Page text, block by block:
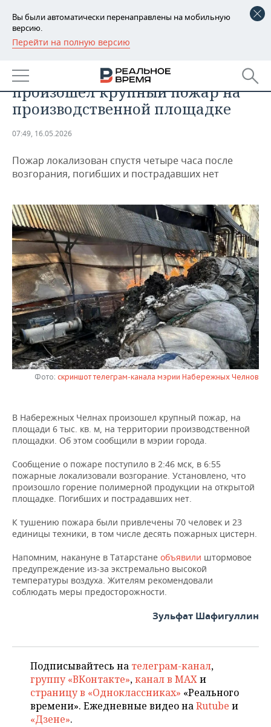
Вы были автоматически перенаправлены на мобильную
версию.
Перейти на полную версию
РЕГИОНЫ
БАШКОРТОСТАН
ТАТАРСТАН
НОВОСТИ
АНАЛИТИКА
ДЕКЛАРАЦИИ О ДОХОДАХ
КОРОЛИ ГОСЗАКАЗА ПФО
ВУЗЫ ТАТАРСТАНА
КОМУ ПРИНАДЛЕЖАТ
ТОРГОВЫЕ ЦЕНТРЫ
ТАТАРСТАНА
НОВОСТИ ЭКОНОМИКИ
ФИНАНСЫ
БАНКИ
БЮДЖЕТ
ИНВЕСТИЦИИ
ПРОМЫШЛЕННОСТЬ
НОВОСТИ
АГРОПРОМ
МАШИНОСТРОЕНИЕ
НЕФТЕХИМИЯ
НЕФТЬ
ОПК
ЭНЕРГЕТИКА
НЕДВИЖИМОСТЬ
НОВОСТИ НЕДВИЖИМОСТИ
АВТО
НОВОСТИ АВТО
БИЗНЕС
НОВОСТИ БИЗНЕСА
РОЗНИЧНАЯ ТОРГОВЛЯ
ТРАНСПОРТ
УСЛУГИ
ТЕХНОЛОГИИ
НОВОСТИ ТЕХНОЛОГИЙ
IT
МЕДИА
ТЕЛЕКОММУНИКАЦИИ
МЕРОПРИЯТИЯ
НОВОСТИ МЕРОПРИЯТИЙ
ВЫЕЗДНАЯ РЕДАКЦИЯ
БИЗНЕС-БРАНЧИ
ОТКРЫТАЯ ЛЕКЦИЯ
СПОРТ
НОВОСТИ СПОРТА
ФУТБОЛ
БАСКЕТБОЛ
ВОЛЕЙБОЛ
КИБЕРСПОРТ
ФИГУРНОЕ КАТАНИЕ
ХОККЕЙ С МЯЧОМ
ОБЩЕСТВО
НОВОСТИ ОБЩЕСТВА
ИНФРАСТРУКТУРА
ИСТОРИЯ
КУЛЬТУРА
МЕДИЦИНА
ПРОИСШЕСТВИЯ
ФОТОГАЛЕРЕЯ
СПРАВОЧНИК
СПИСОК ПЕРСОН
СПИСОК КОМПАНИЙ
ПОЛНАЯ ВЕРСИЯ
В Набережных Челнах
произошел крупный пожар на
производственной площадке
07:49, 16.05.2026
Пожар локализован спустя четыре часа после
возгорания, погибших и пострадавших нет
Фото: скриншот телеграм-канала мэрии Набережных Челнов
В Набережных Челнах произошел крупный пожар, на
площади 6 тыс. кв. м, на территории производственной
площадки. Об этом сообщили в мэрии города.
Сообщение о пожаре поступило в 2:46 мск, в 6:55
пожарные локализовали возгорание. Установлено, что
произошло горение полимерной продукции на открытой
площадке. Погибших и пострадавших нет.
К тушению пожара были привлечены 70 человек и 23
единицы техники, в том числе десять пожарных цистерн.
Напомним, накануне в Татарстане объявили штормовое
предупреждение из-за экстремально высокой
температуры воздуха. Жителям рекомендовали
соблюдать меры предосторожности.
Зульфат Шафигуллин
Подписывайтесь на телеграм-канал,
группу «ВКонтакте»,канал в MAXи
страницу в «Одноклассниках» «Реального
времени». Ежедневные видео наRutube и
«Дзене».